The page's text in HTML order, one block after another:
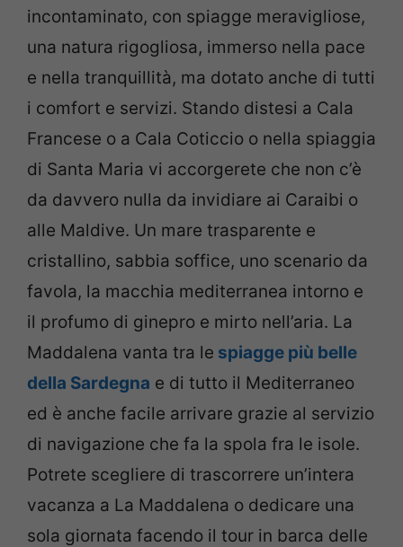
incontaminato, con spiagge meravigliose,
una natura rigogliosa, immerso nella pace
e nella tranquillità, ma dotato anche di tutti
i comfort e servizi. Stando distesi a Cala
Francese o a Cala Coticcio o nella spiaggia
di Santa Maria vi accorgerete che non c’è
da davvero nulla da invidiare ai Caraibi o
alle Maldive. Un mare trasparente e
cristallino, sabbia soffice, uno scenario da
favola, la macchia mediterranea intorno e
il profumo di ginepro e mirto nell’aria. La
Maddalena vanta tra le spiagge più belle
della Sardegna e di tutto il Mediterraneo
ed è anche facile arrivare grazie al servizio
di navigazione che fa la spola fra le isole.
Potrete scegliere di trascorrere un’intera
vacanza a La Maddalena o dedicare una
sola giornata facendo il tour in barca delle